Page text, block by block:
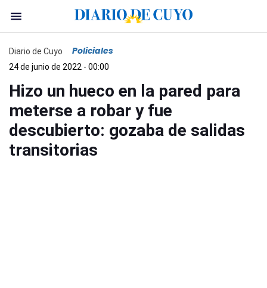
Diario de Cuyo Policiales
24 de junio de 2022 - 00:00
Hizo un hueco en la pared para
meterse a robar y fue
descubierto: gozaba de salidas
transitorias